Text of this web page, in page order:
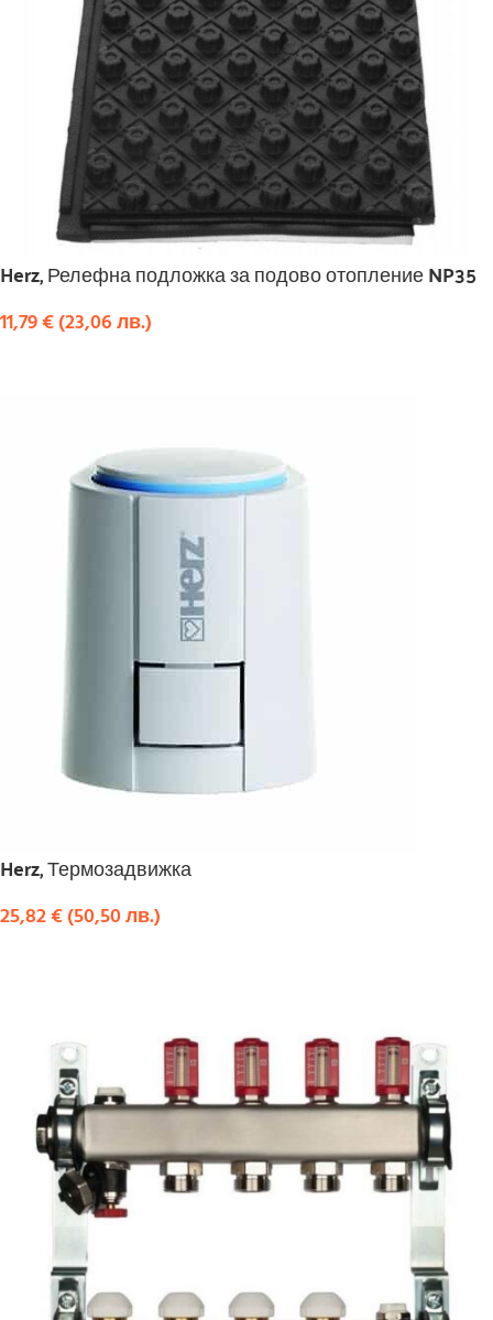
Herz, Релефна подложка за подово отопление NP35
11,79€(23,06лв.)
Herz, Термозадвижка
25,82€(50,50лв.)